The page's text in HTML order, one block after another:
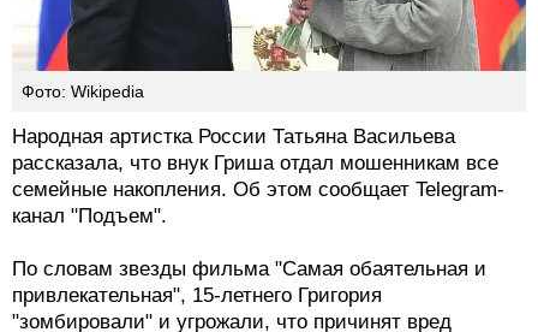
Фото: Wikipedia
Народная артистка России Татьяна Васильева
рассказала, что внук Гриша отдал мошенникам все
семейные накопления. Об этом сообщает Telegram-
канал "Подъем".
По словам звезды фильма "Самая обаятельная и
привлекательная", 15-летнего Григория
"зомбировали" и угрожали, что причинят вред